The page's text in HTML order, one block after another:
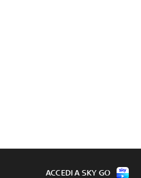
ACCEDI A SKY GO